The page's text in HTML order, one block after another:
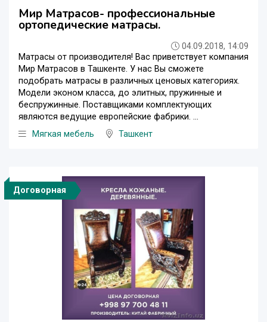
Мир Матрасов- профессиональные
ортопедические матрасы.
04.09.2018, 14:09
Матрасы от производителя! Вас приветствует компания
Мир Матрасов в Ташкенте. У нас Вы сможете
подобрать матрасы в различных ценовых категориях.
Модели эконом класса, до элитных, пружинные и
беспружинные. Поставщиками комплектующих
являются ведущие европейские фабрики. ...
Мягкая мебель
Ташкент
Договорная